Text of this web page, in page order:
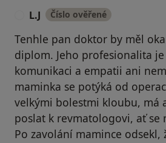
L.J Číslo ověřené
Tenhle pan doktor by měl
diplom. Jeho profesionalita
komunikaci a empatii ani
maminka se potýká od
velkými bolestmi kloubu, má
poslat k revmatologovi, ať se
Po zavolání mamince odsekl,